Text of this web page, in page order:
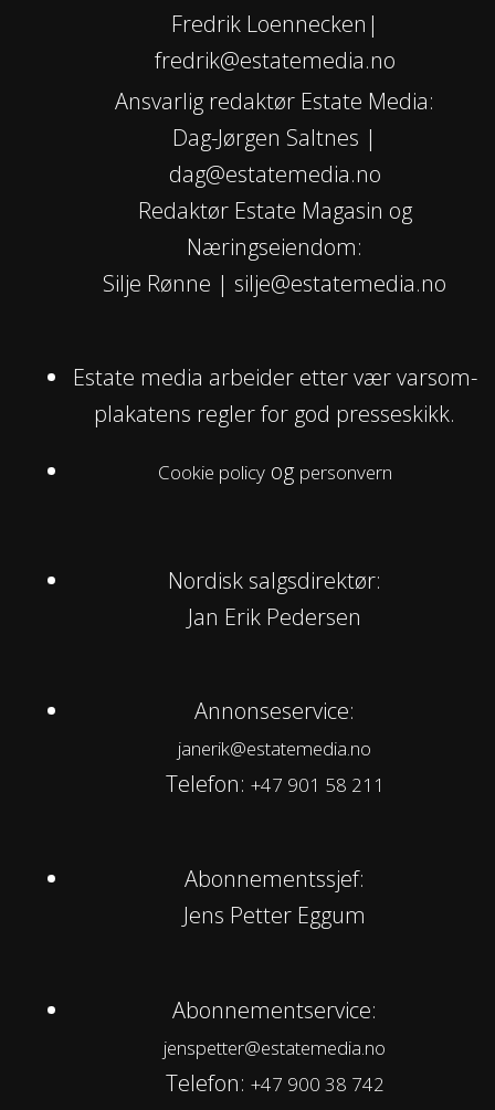
Fredrik Loennecken|
fredrik@estatemedia.no
Ansvarlig redaktør Estate Media:
Dag-Jørgen Saltnes |
dag@estatemedia.no
Redaktør Estate Magasin og
Næringseiendom:
Silje Rønne | silje@estatemedia.no
Estate media arbeider etter vær varsom-
plakatens regler for god presseskikk.
Cookie policyog personvern
Nordisk salgsdirektør:
Jan Erik Pedersen
Annonseservice:
janerik@estatemedia.no
Telefon: +47 901 58 211
Abonnementssjef:
Jens Petter Eggum
Abonnementservice:
jenspetter@estatemedia.no
Telefon: +47 900 38 742